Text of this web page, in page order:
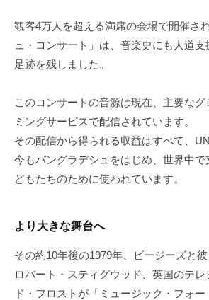
観客4万人を超える満席の会場で開催さ
ュ・コンサート」は、音楽史にも人道
足跡を残しました。
このコンサートの音源は現在、主要な
ミングサービスで配信されています。
その配信から得られる収益はすべて、
今もバングラデシュをはじめ、世界中
どもたちのために使われています。
より大きな舞台へ
その約10年後の1979年、ビージーズと彼
ロバート・スティグウッド、英国のテレ
ド・フロストが「ミュージック・フォ